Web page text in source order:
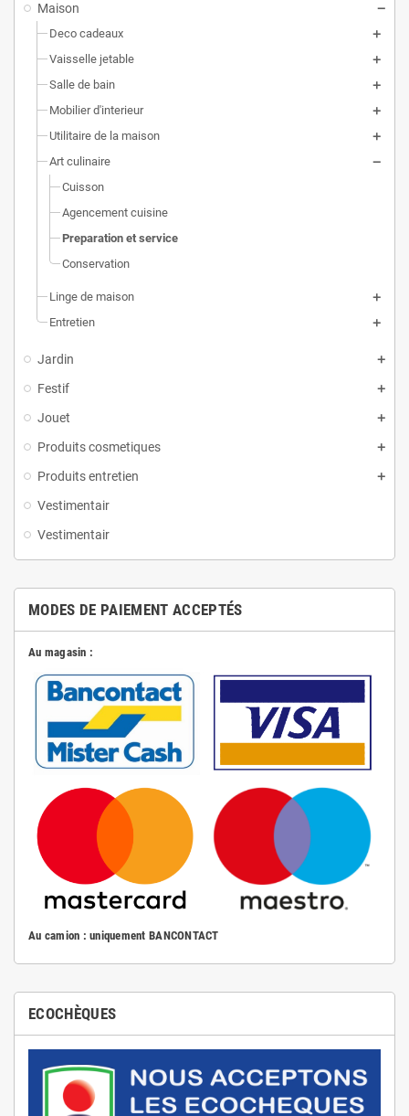
Maison
Deco cadeaux
Vaisselle jetable
Salle de bain
Mobilier d'interieur
Utilitaire de la maison
Art culinaire
Cuisson
Agencement cuisine
Preparation et service
Conservation
Linge de maison
Entretien
Jardin
Festif
Jouet
Produits cosmetiques
Produits entretien
Vestimentair
Vestimentair
MODES DE PAIEMENT ACCEPTÉS
Au magasin :
Au camion : uniquement BANCONTACT
ECOCHÈQUES